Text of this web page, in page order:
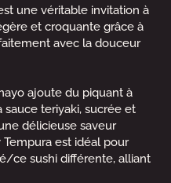
une véritable invitation à
et croquante grâce à
avec la douceur
ajoute du piquant à
teriyaki, sucrée et
délicieuse saveur
est idéal pour
ce sushi différente, alliant